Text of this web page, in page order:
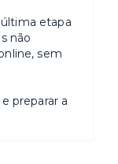
etapa
não
sem
preparar a